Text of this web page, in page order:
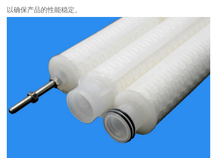
以确保产品的性能稳定。